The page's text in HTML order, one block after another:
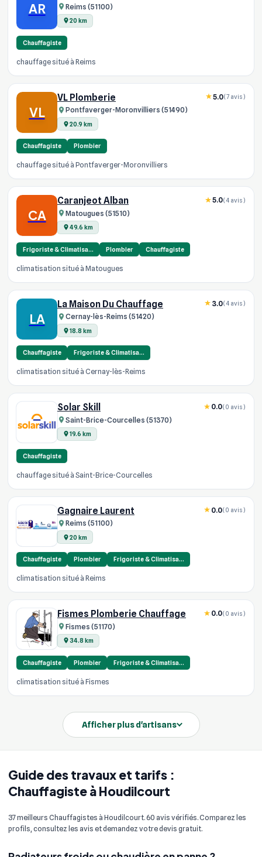
Guide des travaux et tarifs :
Chauffagiste à Houdilcourt
37 meilleurs Chauffagistes à Houdilcourt. 60 avis vérifiés. Comparez les
profils, consultez les avis et demandez votre devis gratuit.
AR Reims (51100)
20 km
Chauffagiste
chauffage situé à Reims
VL
VL Plomberie
Pontfaverger-Moronvilliers (51490)
20.9 km
5.0(7 avis)
Chauffagiste Plombier
chauffage situé à Pontfaverger-Moronvilliers
CA
Caranjeot Alban
Matougues (51510)
49.6 km
5.0(4 avis)
Frigoriste & Climatisa… Plombier Chauffagiste
climatisation situé à Matougues
LA
La Maison Du Chauffage
Cernay-lès-Reims (51420)
18.8 km
3.0(4 avis)
Chauffagiste Frigoriste & Climatisa…
climatisation situé à Cernay-lès-Reims
Solar Skill
Saint-Brice-Courcelles (51370)
19.6 km
0.0(0 avis)
Chauffagiste
chauffage situé à Saint-Brice-Courcelles
Gagnaire Laurent
Reims (51100)
20 km
0.0(0 avis)
Chauffagiste Plombier Frigoriste & Climatisa…
climatisation situé à Reims
Fismes Plomberie Chauffage
Fismes (51170)
34.8 km
0.0(0 avis)
Chauffagiste Plombier Frigoriste & Climatisa…
climatisation situé à Fismes
Afficher plus d'artisans